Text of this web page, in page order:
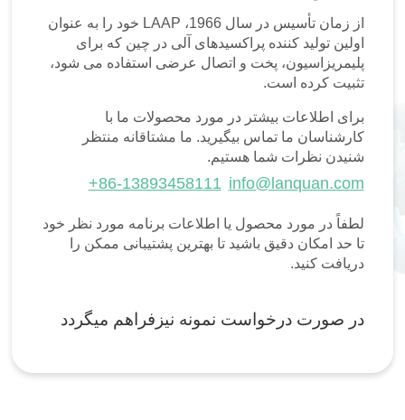
از زمان تأسیس در سال 1966، LAAP خود را به عنوان
اولین تولید کننده پراکسیدهای آلی در چین که برای
پلیمریزاسیون، پخت و اتصال عرضی استفاده می شود،
تثبیت کرده است.
برای اطلاعات بیشتر در مورد محصولات ما با
کارشناسان ما تماس بیگیرید. ما مشتاقانه منتظر
شنیدن نظرات شما هستیم.
info@lanquan.com
+86-13893458111
لطفاً در مورد محصول یا اطلاعات برنامه مورد نظر خود
تا حد امکان دقیق باشید تا بهترین پشتیبانی ممکن را
دریافت کنید.
در صورت درخواست نمونه نیزفراهم میگردد